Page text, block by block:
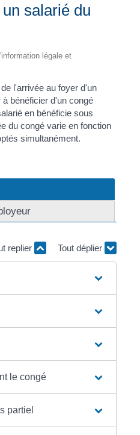
salarié du
légale et
l'arrivée au foyer d'un
bénéficier d'un congé
en bénéficie sous
du congé varie en fonction
simultanément.
replier Tout déplier
le congé
partiel